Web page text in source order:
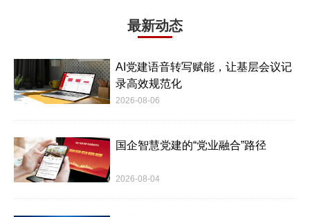
最新动态
AI党建语音转写赋能，让基层会议记
录高效规范化
2026-08-06
国企智慧党建的“党业融合”路径
2026-08-04